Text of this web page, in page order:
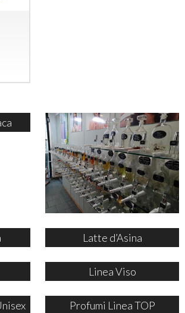
Latte d’Asina
Linea Viso
Profumi Linea TOP